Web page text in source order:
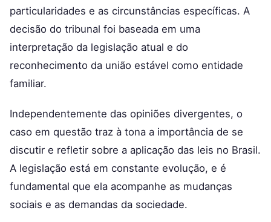
particularidades e as circunstâncias específicas. A
decisão do tribunal foi baseada em uma
interpretação da legislação atual e do
reconhecimento da união estável como entidade
familiar.
Independentemente das opiniões divergentes, o
caso em questão traz à tona a importância de se
discutir e refletir sobre a aplicação das leis no Brasil.
A legislação está em constante evolução, e é
fundamental que ela acompanhe as mudanças
sociais e as demandas da sociedade.